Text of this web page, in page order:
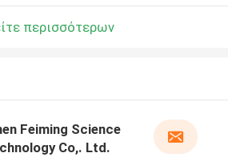
περισσότερων
Feiming Science
Co,. Ltd.